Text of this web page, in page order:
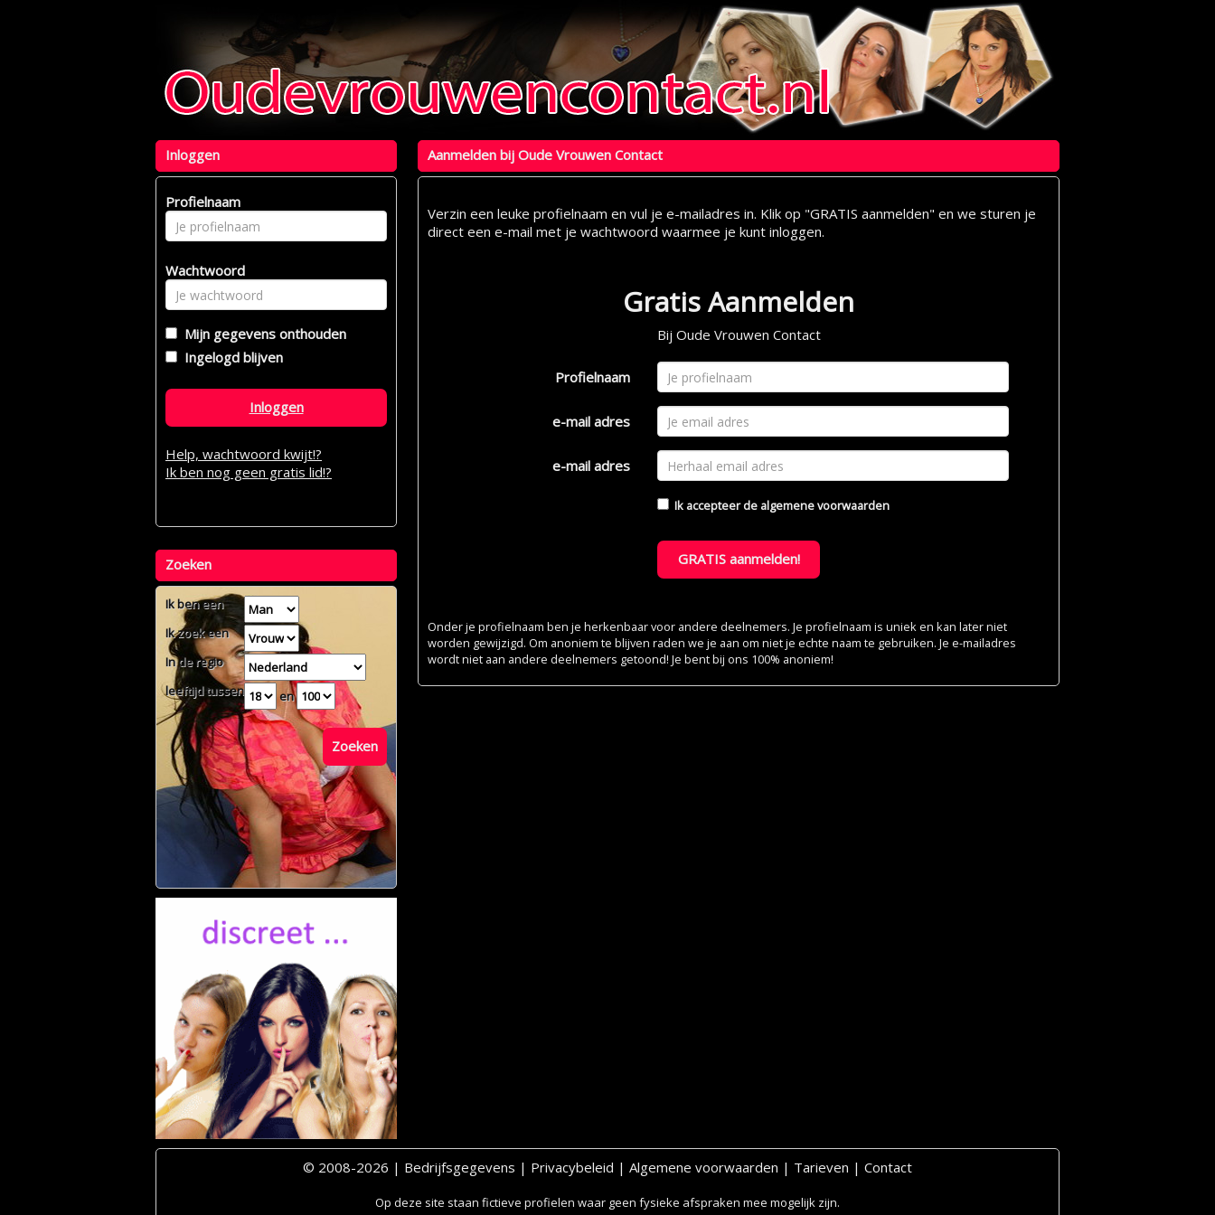
Aanmelden bij Oude Vrouwen Contact
Verzin een leuke profielnaam en vul je e-mailadres in. Klik op "GRATIS aanmelden" en we sturen je
direct een e-mail met je wachtwoord waarmee je kunt inloggen.
Gratis Aanmelden
Bij Oude Vrouwen Contact
Profielnaam
e-mail adres
e-mail adres
Ik accepteer de algemene voorwaarden
GRATIS aanmelden!
Onder je profielnaam ben je herkenbaar voor andere deelnemers. Je profielnaam is uniek en kan later niet
worden gewijzigd. Om anoniem te blijven raden we je aan om niet je echte naam te gebruiken. Je e-mailadres
wordt niet aan andere deelnemers getoond! Je bent bij ons 100% anoniem!
Inloggen
Profielnaam
Wachtwoord
Mijn gegevens onthouden
Ingelogd blijven
Inloggen
Help, wachtwoord kwijt!?
Ik ben nog geen gratis lid!?
Zoeken
Ik ben een
Ik zoek een
In de regio
leeftijd tussen
en
Zoeken
© 2008-2026 | Bedrijfsgegevens | Privacybeleid | Algemene voorwaarden | Tarieven | Contact
Op deze site staan fictieve profielen waar geen fysieke afspraken mee mogelijk zijn.